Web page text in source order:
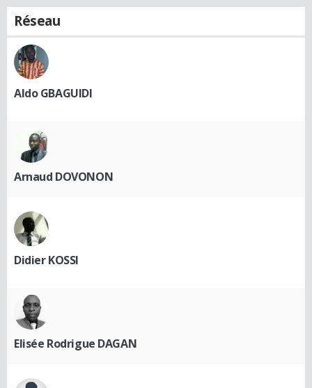
Réseau
Aldo GBAGUIDI
Arnaud DOVONON
Didier KOSSI
Elisée Rodrigue DAGAN